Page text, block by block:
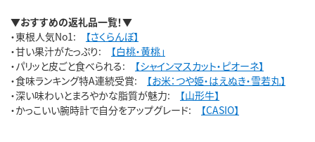
▼おすすめの返礼品一覧！▼
・東根人気No1: 【さくらんぼ】
・甘い果汁がたっぷり: 【白桃・黄桃」
・パリッと皮ごと食べられる: 【シャインマスカット・ピオーネ】
・食味ランキング特A連続受賞: 【お米：つや姫・はえぬき・雪若丸】
・深い味わいとまろやかな脂質が魅力: 【山形牛】
・かっこいい腕時計で自分をアップグレード: 【CASIO】